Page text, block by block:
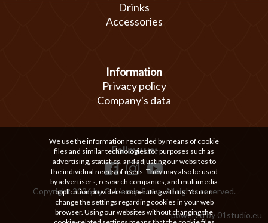
Drinks
Accessories
Information
Privacy policy
Company's data
Follow us:
Copyright 2026 by Cukiernia Sowa. All rights reserved.
powered by 01studio.eu
We use the information recorded by means of cookie
files and similar technologies for purposes such as
advertising, statistics, and adjusting our websites to
the individual needs of users. They may also be used
by advertisers, research companies, and multimedia
application providers cooperating with us. You can
change the settings regarding cookies in your web
browser. Using our websites without changing the